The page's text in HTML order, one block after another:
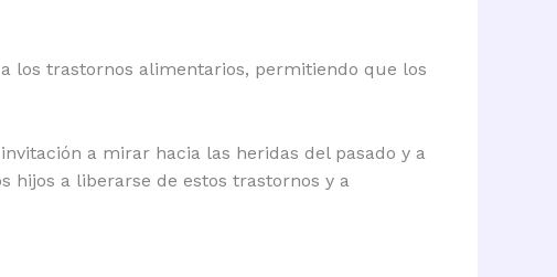
los trastornos alimentarios, permitiendo que los
a mirar hacia las heridas del pasado y a
hijos a liberarse de estos trastornos y a